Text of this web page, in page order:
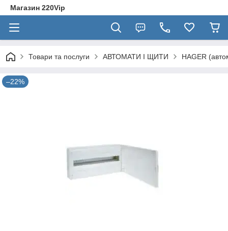
Магазин 220Vip
Товари та послуги АВТОМАТИ І ЩИТИ HAGER
–22%